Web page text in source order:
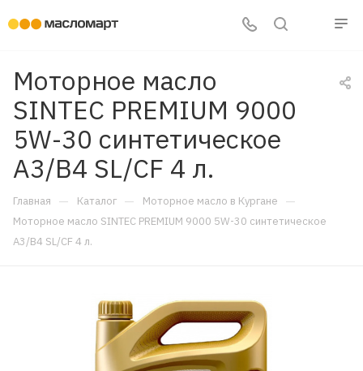
Моторное масло
SINTEC PREMIUM 9000
5W-30 синтетическое
A3/B4 SL/CF 4 л.
Главная — Каталог — Моторное масло в Кургане —
Моторное масло SINTEC PREMIUM 9000 5W-30 синтетическое
A3/B4 SL/CF 4 л.